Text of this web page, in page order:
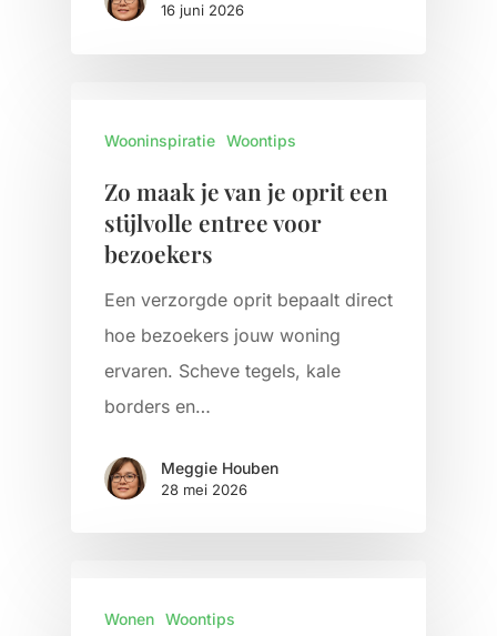
16 juni 2026
Wooninspiratie Woontips
Zo maak je van je oprit een
stijlvolle entree voor
bezoekers
Een verzorgde oprit bepaalt direct
hoe bezoekers jouw woning
ervaren. Scheve tegels, kale
borders en…
Meggie Houben
28 mei 2026
Wonen Woontips